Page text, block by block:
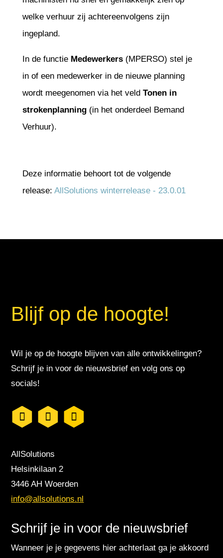
welke verhuur zij achtereenvolgens zijn
ingepland.
In de functie Medewerkers(MPERSO) stel je
in of een medewerker in de nieuwe planning
wordt meegenomen via het veld Tonen in
strokenplanning (in het onderdeel Bemand
Verhuur).
Deze informatie behoort tot de volgende
release: AllSolutions winterrelease - 23.0.01
Blijf op de hoogte!
Wil je op de hoogte blijven van alle ontwikkelingen?
Schrijf je in voor de nieuwsbrief en volg ons op
socials!
AllSolutions
Helsinkilaan 2
3446 AH Woerden
info@allsolutions.nl
Schrijf je in voor de nieuwsbrief
Wanneer je je gegevens hier achterlaat ga je akkoord